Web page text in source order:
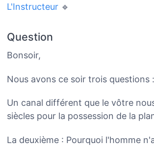
L'Instructeur 🔹
Question
Bonsoir,
Nous avons ce soir trois questions :
Un canal différent que le vôtre
siècles pour la possession de la
La deuxième : Pourquoi l'homme